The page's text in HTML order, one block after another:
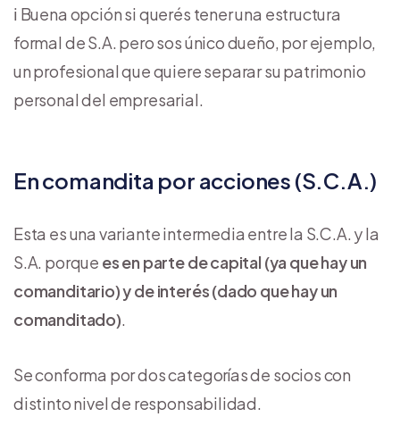
ℹ️ Buena opción si querés tener una estructura
formal de S.A. pero sos único dueño, por ejemplo,
un profesional que quiere separar su patrimonio
personal del empresarial.
En comandita por acciones (S.C.A.)
Esta es una variante intermedia entre la S.C.A. y la
S.A. porque es en parte de capital (ya que hay un
comanditario) y de interés (dado que hay un
comanditado).
Se conforma por dos categorías de socios con
distinto nivel de responsabilidad.